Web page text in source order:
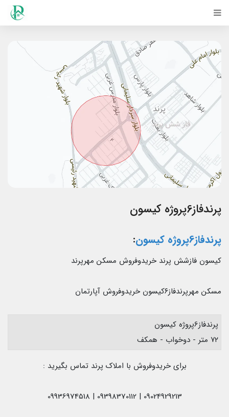
پرندفاز6پروژه کیسون
پرندفاز6پروژه کیسون :
کیسون فازشش پرند خریدوفروش مسکن مهرپرند
مسکن مهرپرندفاز۶کیسون خریدوفروش آپارتمان
پرندفاز6پروژه کیسون
۷۲ متر - دوخواب - همکف
برای خریدوفروش با املاک پرند تماس بگیرید :
09024929213 | 09398370112 | 09936974518